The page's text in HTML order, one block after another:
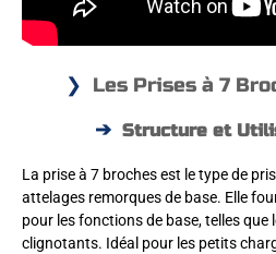
Les Prises à 7
Structure et
La prise à 7 broches est le type de
attelages remorques de base. Elle
pour les fonctions de base, telles que
clignotants. Idéal pour les petits